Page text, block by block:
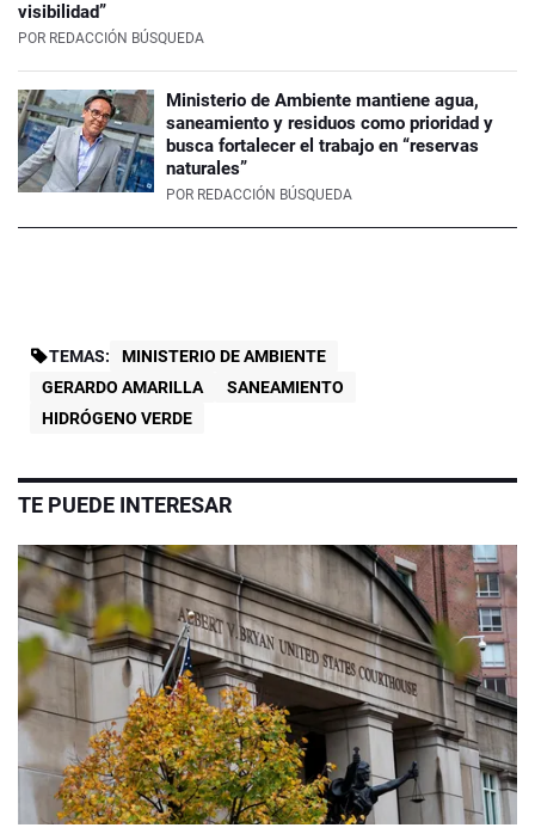
visibilidad”
POR REDACCIÓN BÚSQUEDA
Ministerio de Ambiente mantiene agua,
saneamiento y residuos como prioridad y
busca fortalecer el trabajo en “reservas
naturales”
POR REDACCIÓN BÚSQUEDA
TEMAS:
MINISTERIO DE AMBIENTE
GERARDO AMARILLA
SANEAMIENTO
HIDRÓGENO VERDE
TE PUEDE INTERESAR